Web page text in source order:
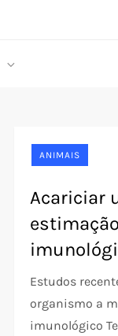
ANIMAIS
Acariciar
Estudos
organismo a
imunológico